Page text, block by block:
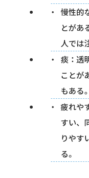
慢性的
とがあ
人では
痰：透
ことが
もある。
疲れや
すい、
りやす
る。